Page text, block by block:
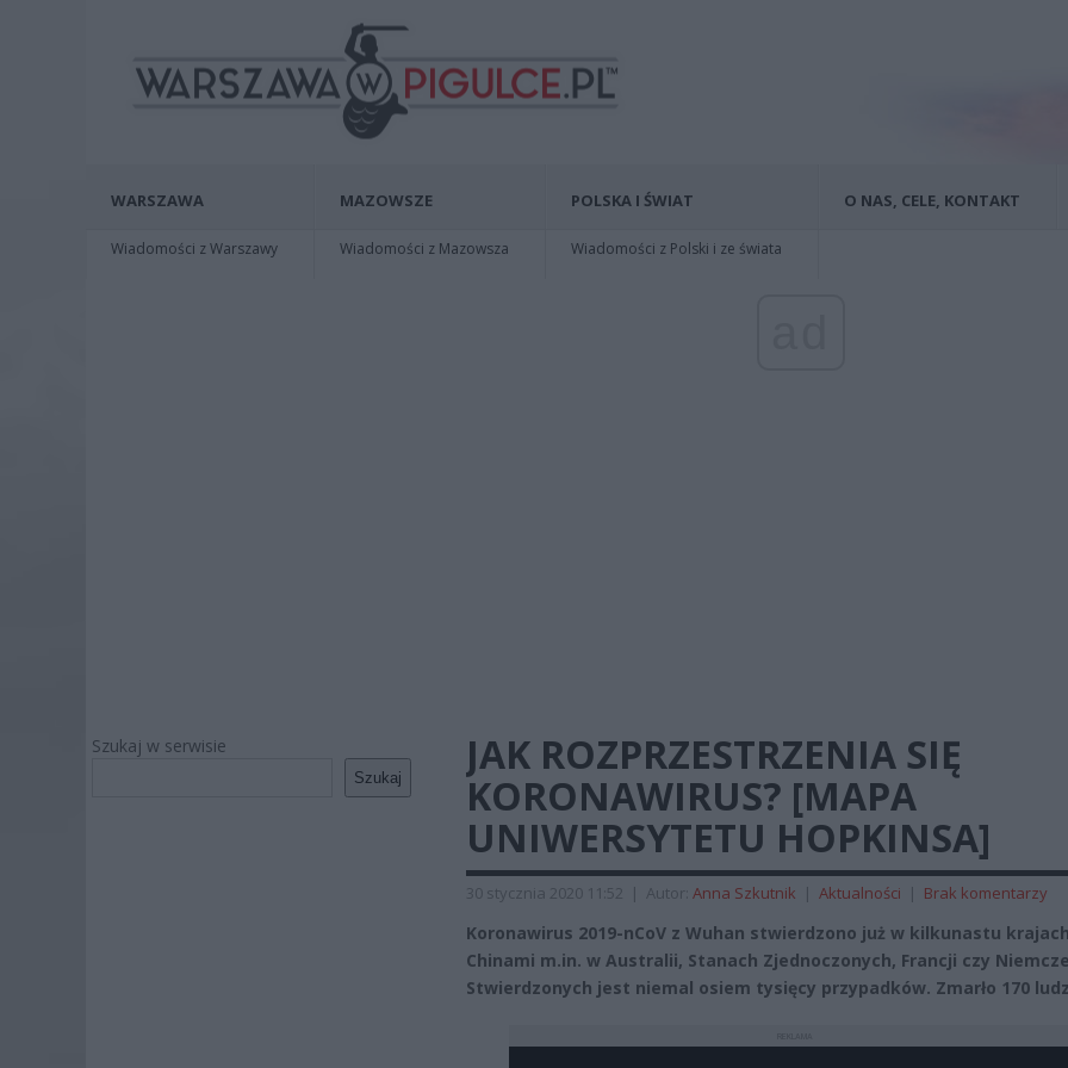
WARSZAWA
Wiadomości z Warszawy
MAZOWSZE
Wiadomości z Mazowsza
POLSKA I ŚWIAT
Wiadomości z Polski i ze świata
O NAS, CELE, KONTAKT
Szukaj w serwisie
Szukaj
JAK ROZPRZESTRZENIA SIĘ
KORONAWIRUS? [MAPA
UNIWERSYTETU HOPKINSA]
30 stycznia 2020 11:52 | Autor: Anna Szkutnik | Aktualności | Brak komentarzy
Koronawirus 2019-nCoV z Wuhan stwierdzono już w kilkunastu
Chinami m.in. w Australii, Stanach Zjednoczonych, Francji czy
Stwierdzonych jest niemal osiem tysięcy przypadków. Zmarło 170